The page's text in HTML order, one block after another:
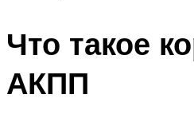
Что такое
АКПП